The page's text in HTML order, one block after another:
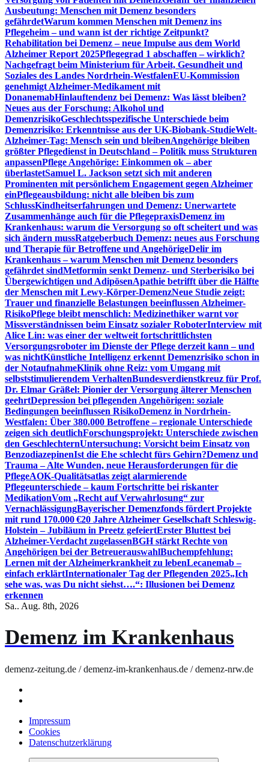
Ausbeutung: Menschen mit Demenz besonders
gefährdetWarum kommen Menschen mit Demenz ins
Pflegeheim – und wann ist der richtige Zeitpunkt?
Rehabilitation bei Demenz – neue Impulse aus dem World
Alzheimer Report 2025Pflegegrad 1 abschaffen – wirklich?
Nachgefragt beim Ministerium für Arbeit, Gesundheit und
Soziales des Landes Nordrhein-WestfalenEU-Kommission
genehmigt Alzheimer-Medikament mit
DonanemabHinlauftendenz bei Demenz: Was lässt bleiben?
Neues aus der Forschung: Alkohol und
DemenzrisikoGeschlechtsspezifische Unterschiede beim
Demenzrisiko: Erkenntnisse aus der UK-Biobank-StudieWelt-
Alzheimer-Tag: Mensch sein und bleibenAngehörige bleiben
größter Pflegedienst in Deutschland – Politik muss Strukturen
anpassenPflege Angehörige: Einkommen ok – aber
überlastetSamuel L. Jackson setzt sich mit anderen
Prominenten mit persönlichem Engagement gegen Alzheimer
einPflegeausbildung: nicht alle bleiben bis zum
SchlussKindheitserfahrungen und Demenz: Unerwartete
Zusammenhänge auch für die PflegepraxisDemenz im
Krankenhaus: warum die Versorgung so oft scheitert und was
sich ändern mussRatgeberbuch Demenz: neues aus Forschung
und Therapie für Betroffene und AngehörigeDelir im
Krankenhaus – warum Menschen mit Demenz besonders
gefährdet sindMetformin senkt Demenz- und Sterberisiko bei
Übergewichtigen und AdipösenApathie betrifft über die Hälfte
der Menschen mit Lewy-Körper-DemenzNeue Studie zeigt:
Trauer und finanzielle Belastungen beeinflussen Alzheimer-
RisikoPflege bleibt menschlich: Medizinethiker warnt vor
Missverständnissen beim Einsatz sozialer RoboterInterview mit
Alice Lin: was einer der weltweit fortschrittlichsten
Versorgungsroboter im Dienste der Pflege derzeit kann – und
was nichtKünstliche Intelligenz erkennt Demenzrisiko schon in
der NotaufnahmeKlinik ohne Reiz: vom Umgang mit
selbststimulierendem VerhaltenBundesverdienstkreuz für Prof.
Dr. Elmar Gräßel: Pionier der Versorgung älterer Menschen
geehrtDepression bei pflegenden Angehörigen: soziale
Bedingungen beeinflussen RisikoDemenz in Nordrhein-
Westfalen: Über 380.000 Betroffene – regionale Unterschiede
zeigen sich deutlichForschungsprojekt: Unterschiede zwischen
den GeschlechternUntersuchung: Vorsicht beim Einsatz von
BenzodiazepinenIst die Ehe schlecht fürs Gehirn?Demenz und
Trauma – Alte Wunden, neue Herausforderungen für die
PflegeAOK-Qualitätsatlas zeigt alarmierende
Pflegeunterschiede – kaum Fortschritte bei riskanter
MedikationVom „Recht auf Verwahrlosung“ zur
VernachlässigungBayerischer Demenzfonds fördert Projekte
mit rund 170.000 €20 Jahre Alzheimer Gesellschaft Schleswig-
Holstein – Jubiläum in Preetz gefeiertErster Bluttest bei
Alzheimer-Verdacht zugelassenBGH stärkt Rechte von
Angehörigen bei der BetreuerauswahlBuchempfehlung:
Lernen mit der Alzheimerkrankheit zu lebenLecanemab –
einfach erklärtInternationaler Tag der Pflegenden 2025„Ich
sehe was, was Du nicht siehst….“: Illusionen bei Demenz
erkennen
Sa.. Aug. 8th, 2026
Demenz im Krankenhaus
demenz-zeitung.de / demenz-im-krankenhaus.de / demenz-nrw.de
Impressum
Cookies
Datenschutzerklärung